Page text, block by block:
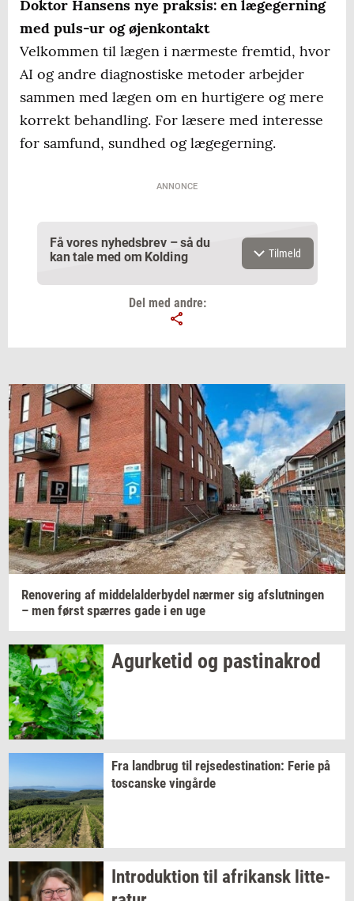
Doktor Hansens nye praksis: en lægegerning
med puls-ur og øjenkontakt
Velkommen til lægen i nærmeste fremtid, hvor
AI og andre diagnostiske metoder arbejder
sammen med lægen om en hurtigere og mere
korrekt behandling. For læsere med interesse
for samfund, sundhed og lægegerning.
ANNONCE
Få vores nyhedsbrev – så du
kan tale med om Kolding
Navn
Jeg vil gerne modtage et nyhedsoverblik, samt
relevante tilbud og brugerfordele på mail. Det er altid
muligt at afmelde.Privatlivspolitik.
Tilmeld
Del med andre:
Renove­ring af mid­delal­der­by­del nær­mer sig af­slut­nin­gen
– men først spær­res gade i en uge
Agur­ke­tid og pa­stina­krod
Fra land­brug til rej­se­desti­na­tion: Ferie på
toscan­ske vin­går­de
In­tro­duk­tiontil afri­kansk lit­te­